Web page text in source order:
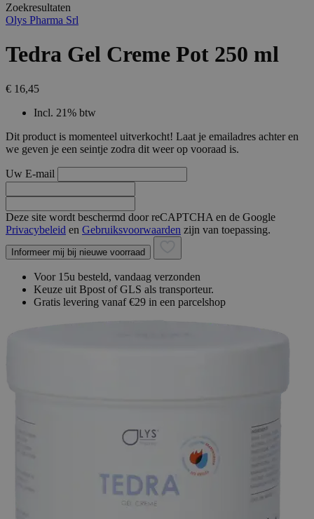
Zoekresultaten
Olys Pharma Srl
Tedra Gel Creme Pot 250 ml
€ 16,45
Incl. 21% btw
Dit product is momenteel uitverkocht! Laat je emailadres achter en
we geven je een seintje zodra dit weer op vooraad is.
Uw E-mail
Deze site wordt beschermd door reCAPTCHA en de Google
Privacybeleid en Gebruiksvoorwaarden zijn van toepassing.
Informeer mij bij nieuwe voorraad
Voor 15u besteld, vandaag verzonden
Keuze uit Bpost of GLS als transporteur.
Gratis levering vanaf €29 in een parcelshop